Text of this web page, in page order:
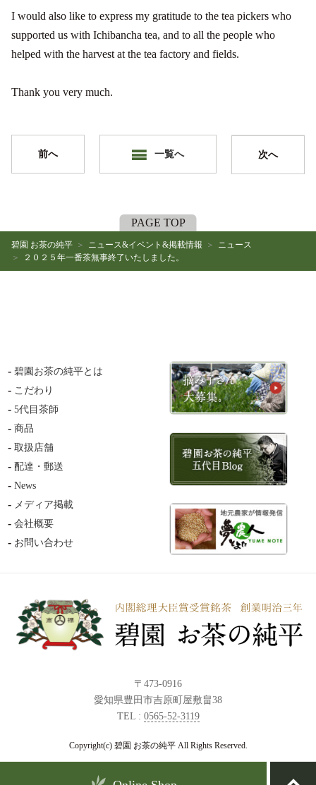
I would also like to express my gratitude to the tea pickers who
supported us with Ichibancha tea, and to all the people who
helped with the harvest at the tea factory and fields.
Thank you very much.
前へ 一覧へ 次へ
碧園 お茶の純平 ニュース&イベント&掲載情報
ニュース
２０２５年一番茶無事終了いたしました。
PAGE TOP
碧園お茶の純平とは
こだわり
5代目茶師
商品
取扱店舗
配達・郵送
News
メディア掲載
会社概要
お問い合わせ
〒473-0916
愛知県豊田市吉原町屋敷畠38
TEL : 0565-52-3119
Copyright(c) 碧園 お茶の純平 All Rights Reserved.